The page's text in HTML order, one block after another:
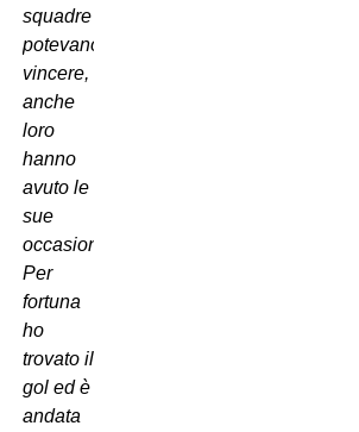
squadre
potevano
vincere,
anche
loro
hanno
avuto le
sue
occasioni.
Per
fortuna
ho
trovato il
gol ed è
andata